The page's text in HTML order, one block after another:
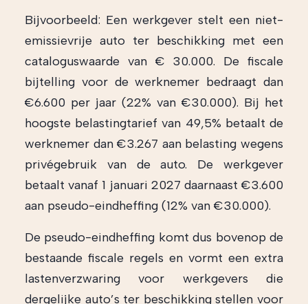
Bijvoorbeeld: Een werkgever stelt een niet-
emissievrije auto ter beschikking met een
cataloguswaarde van € 30.000. De fiscale
bijtelling voor de werknemer bedraagt dan
€6.600 per jaar (22% van €30.000). Bij het
hoogste belastingtarief van 49,5% betaalt de
werknemer dan €3.267 aan belasting wegens
privégebruik van de auto. De werkgever
betaalt vanaf 1 januari 2027 daarnaast €3.600
aan pseudo-eindheffing (12% van €30.000).
De pseudo-eindheffing komt dus bovenop de
bestaande fiscale regels en vormt een extra
lastenverzwaring voor werkgevers die
dergelijke auto’s ter beschikking stellen voor